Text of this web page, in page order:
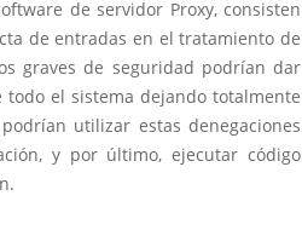
de servidor Proxy, consisten
de entradas en el tratamiento de
graves de seguridad podrían dar
el sistema dejando totalmente
utilizar estas denegaciones
y por último, ejecutar código